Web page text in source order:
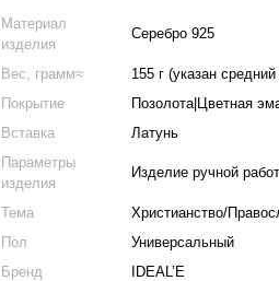
Материал
изделия
Серебро 925
Вес, грамм≈
155 г (указан
Покрытие
Позолота|Цветная
Вставка
Латунь
Параметры
изделия
Изделие ручной
Тема
Христианство/
Пол
Универсальный
Бренд
IDEAL’E